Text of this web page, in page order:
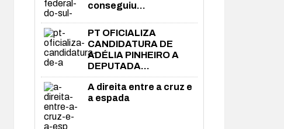
conseguiu...
PT OFICIALIZA
CANDIDATURA DE
ADÉLIA PINHEIRO A
DEPUTADA...
A direita entre a cruz e
a espada